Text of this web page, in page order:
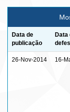
Data de
publicação
Data
26-Nov-2014 16-